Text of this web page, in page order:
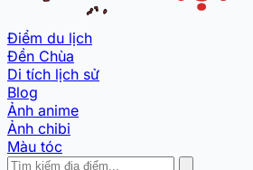
Điểm du lịch
Đền Chùa
Di tích lịch sử
Blog
Ảnh anime
Ảnh chibi
Màu tóc